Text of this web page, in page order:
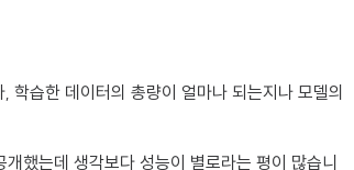
습한 데이터의 총량이 얼마나 되는지나 모델의
했는데 생각보다 성능이 별로라는 평이 많습니